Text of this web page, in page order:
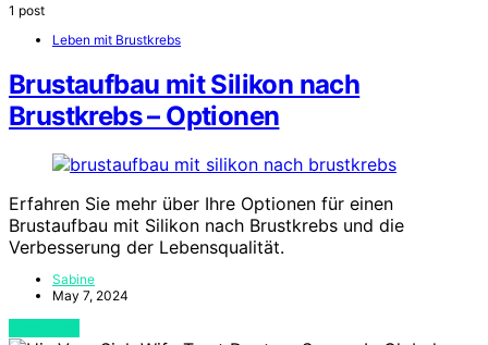
1 post
Leben mit Brustkrebs
Brustaufbau mit Silikon nach
Brustkrebs – Optionen
Erfahren Sie mehr über Ihre Optionen für einen
Brustaufbau mit Silikon nach Brustkrebs und die
Verbesserung der Lebensqualität.
Sabine
May 7, 2024